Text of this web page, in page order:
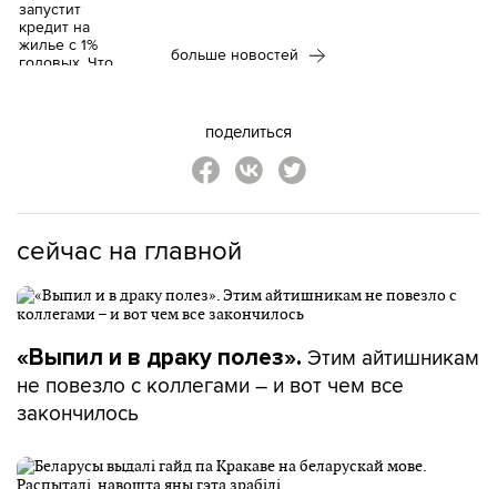
больше новостей
поделиться
сейчас на главной
«Выпил и в драку полез». Этим айтишникам
не повезло с коллегами – и вот чем все
закончилось